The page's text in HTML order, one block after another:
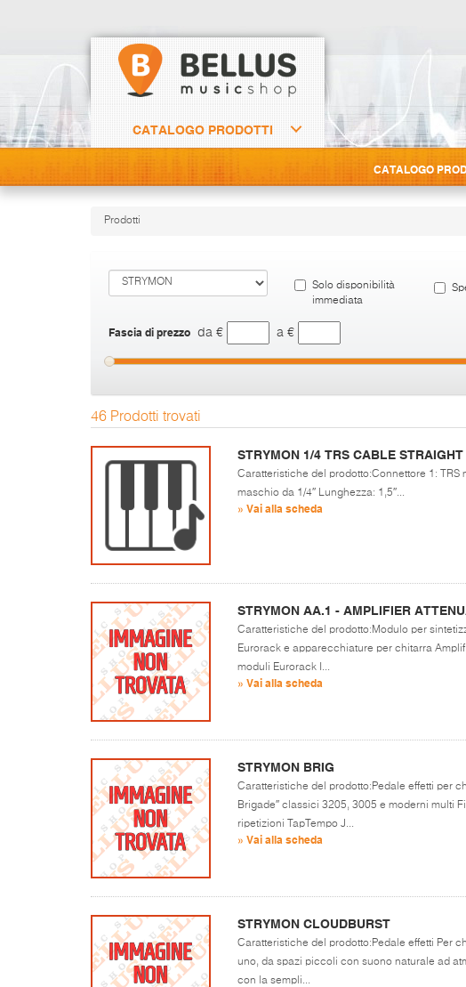
CATALOGO PRODOTTI
CATALOGO
Prodotti
Solo disponibilità
immediata
Fascia di prezzo da € a €
46 Prodotti trovati
STRYMON 1/4 TRS CABLE
Caratteristiche del prodotto:Connettore 1: TRS
maschio da 1/4″ Lunghezza: 1,5″...
» Vai alla scheda
STRYMON AA.1 - AMPLIFIER
Caratteristiche del prodotto:Modulo per
Eurorack e apparecchiature per chitarra
moduli Eurorack I...
» Vai alla scheda
STRYMON BRIG
Caratteristiche del prodotto:Pedale effetti per
Brigade″ classici 3205, 3005 e moderni multi
ripetizioni TapTempo J...
» Vai alla scheda
STRYMON CLOUDBURST
Caratteristiche del prodotto:Pedale effetti Per
uno, da spazi piccoli con suono naturale ad
con la sempli...